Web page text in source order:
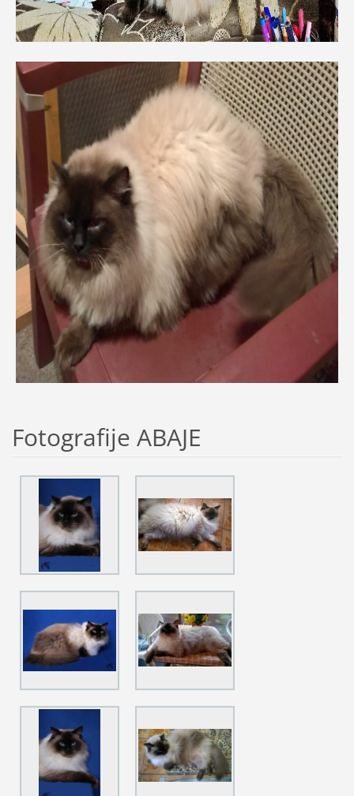
Fotografije ABAJE